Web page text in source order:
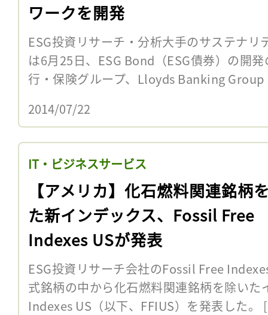
ワークを開発
ESG投資リサーチ・分析大手のサステナ
は6月25日、ESG Bond（ESG債券）の開
行・保険グループ、Lloyds Banking
2014/07/22
IT・ビジネスサービス
【アメリカ】化石燃料関連銘柄
た新インデックス、Fossil Free
Indexes USが発表
ESG投資リサーチ会社のFossil Free
式銘柄の中から化石燃料関連銘柄を除い
Indexes US（以下、FFIUS）を発表した